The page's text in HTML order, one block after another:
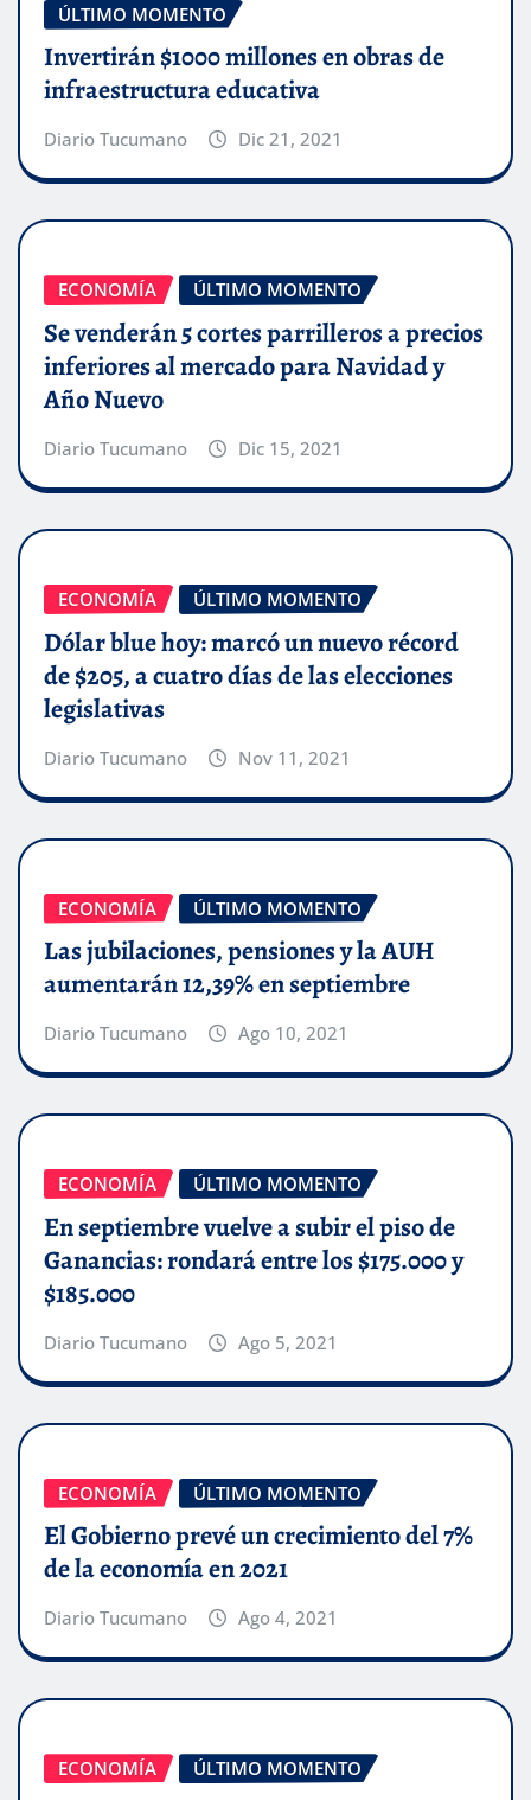
ÚLTIMO MOMENTO
Invertirán $1000 millones en obras de
infraestructura educativa
Diario Tucumano Dic 21, 2021
ECONOMÍA ÚLTIMO MOMENTO
Se venderán 5 cortes parrilleros a precios
inferiores al mercado para Navidad y
Año Nuevo
Diario Tucumano Dic 15, 2021
ECONOMÍA ÚLTIMO MOMENTO
Dólar blue hoy: marcó un nuevo récord
de $205, a cuatro días de las elecciones
legislativas
Diario Tucumano Nov 11, 2021
ECONOMÍA ÚLTIMO MOMENTO
Las jubilaciones, pensiones y la AUH
aumentarán 12,39% en septiembre
Diario Tucumano Ago 10, 2021
ECONOMÍA ÚLTIMO MOMENTO
En septiembre vuelve a subir el piso de
Ganancias: rondará entre los $175.000 y
$185.000
Diario Tucumano Ago 5, 2021
ECONOMÍA ÚLTIMO MOMENTO
El Gobierno prevé un crecimiento del 7%
de la economía en 2021
Diario Tucumano Ago 4, 2021
ECONOMÍA ÚLTIMO MOMENTO